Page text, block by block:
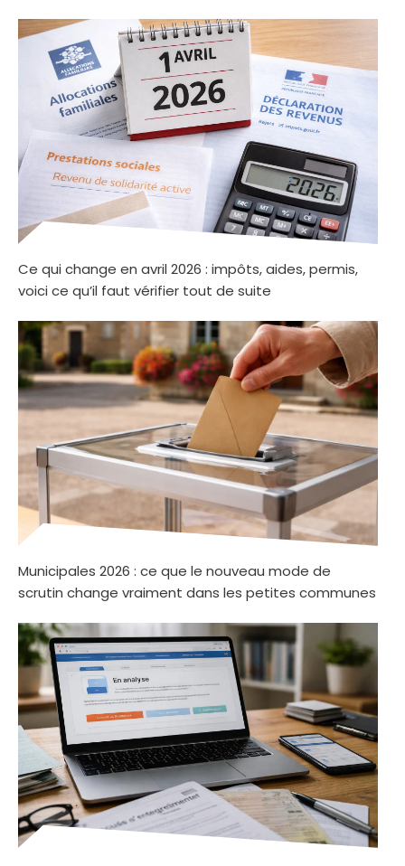
Ce qui change en avril 2026 : impôts, aides, permis,
voici ce qu’il faut vérifier tout de suite
Municipales 2026 : ce que le nouveau mode de
scrutin change vraiment dans les petites communes